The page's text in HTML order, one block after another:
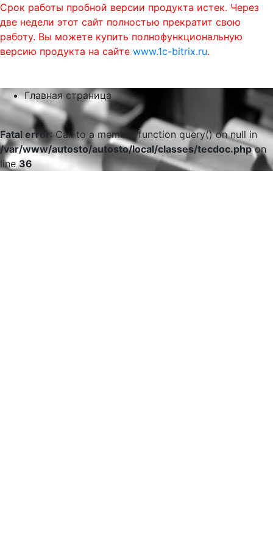
Срок работы пробной версии продукта истек. Через
две недели этот сайт полностью прекратит свою
работу. Вы можете купить полнофункциональную
версию продукта на сайте www.1c-bitrix.ru.
Главная страница
Fatal error: Call to a member function query() on null in
/var/www/autosto/autosto/local/classes/tecdoc.phpon
line36